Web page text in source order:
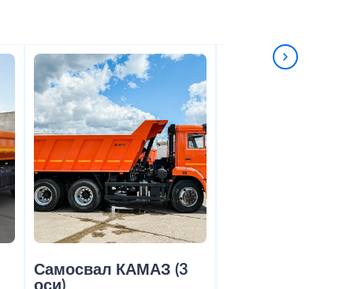
Самосвал КАМАЗ (3